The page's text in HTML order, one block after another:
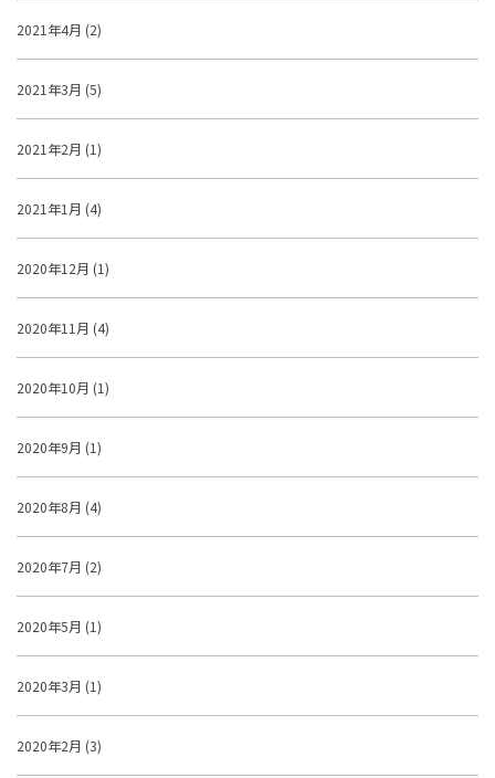
2021年4月 (2)
2021年3月 (5)
2021年2月 (1)
2021年1月 (4)
2020年12月 (1)
2020年11月 (4)
2020年10月 (1)
2020年9月 (1)
2020年8月 (4)
2020年7月 (2)
2020年5月 (1)
2020年3月 (1)
2020年2月 (3)